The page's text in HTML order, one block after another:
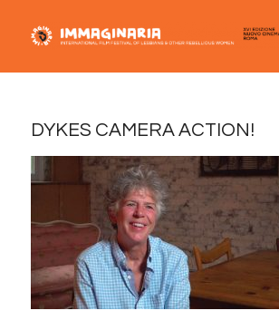
DYKES CAMERA ACTION!